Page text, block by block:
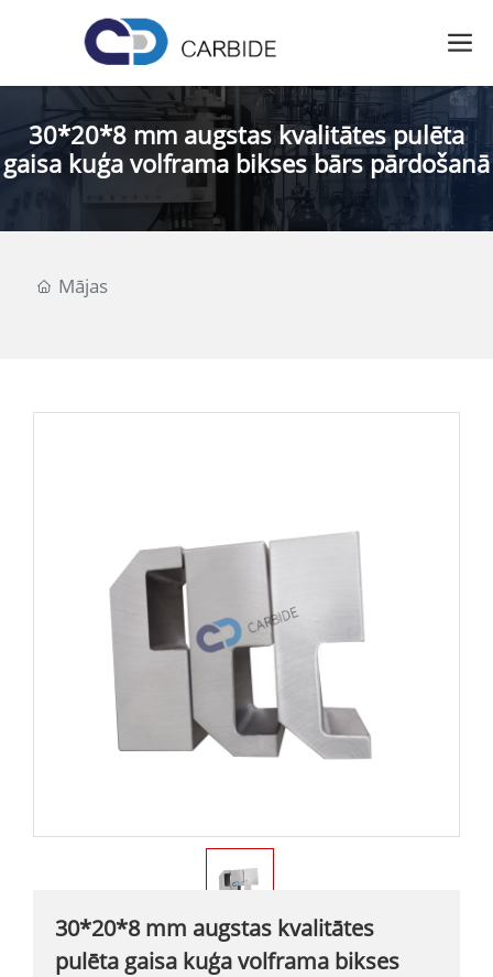
30*20*8 mm augstas kvalitātes pulēta
gaisa kuģa volframa bikses bārs pārdošanā
Mājas
30*20*8 mm augstas kvalitātes
pulēta gaisa kuģa volframa bikses